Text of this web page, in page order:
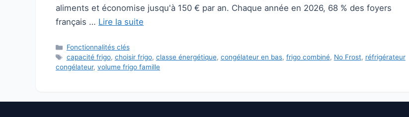
aliments et économise jusqu'à 150 € par an. Chaque année en 2026, 68 % des foyers
français … Lire la suite
Catégories
Fonctionnalités clés
Étiquettes
capacité frigo, choisir frigo, classe énergétique, congélateur en bas, frigo combiné, No Frost, réfrigérateur
congélateur, volume frigo famille